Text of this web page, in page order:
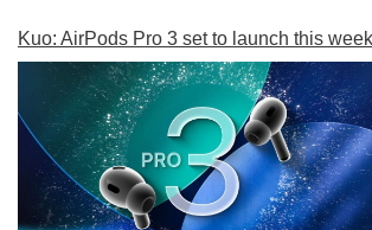
Kuo: AirPods Pro 3 set to launch this